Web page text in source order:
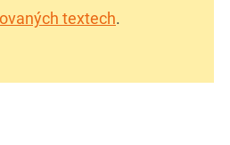
textech.